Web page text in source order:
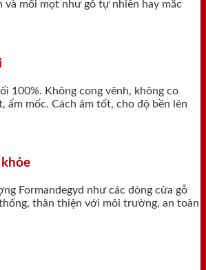
và mối mọt như gỗ tự nhiên hay mắc
100%. Không cong vênh, không co
ẩm mốc. Cách âm tốt, cho độ bền lên
Formandegyd như các dòng cửa gỗ
thân thiện với môi trường, an toàn